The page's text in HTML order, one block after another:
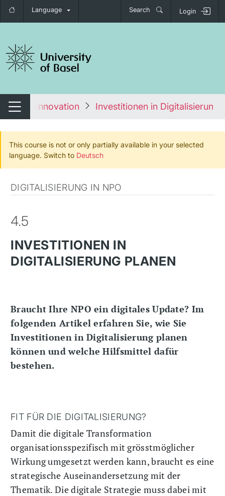
Language Search Login
navigation
Switch navigation
und Innovation Investitionen in Digitalisierung
This course is not or only partially available in your selected
language. Switch to Deutsch
DIGITALISIERUNG IN NPO
4.5
INVESTITIONEN IN
DIGITALISIERUNG PLANEN
Braucht Ihre NPO ein digitales Update? Im
folgenden Artikel erfahren Sie, wie Sie
Investitionen in Digitalisierung planen
können und welche Hilfsmittel dafür
bestehen.
FIT FÜR DIE DIGITALISIERUNG?
Damit die digitale Transformation
organisationsspezifisch mit grösstmöglicher
Wirkung umgesetzt werden kann, braucht es eine
strategische Auseinandersetzung mit der
Thematik. Die digitale Strategie muss dabei mit